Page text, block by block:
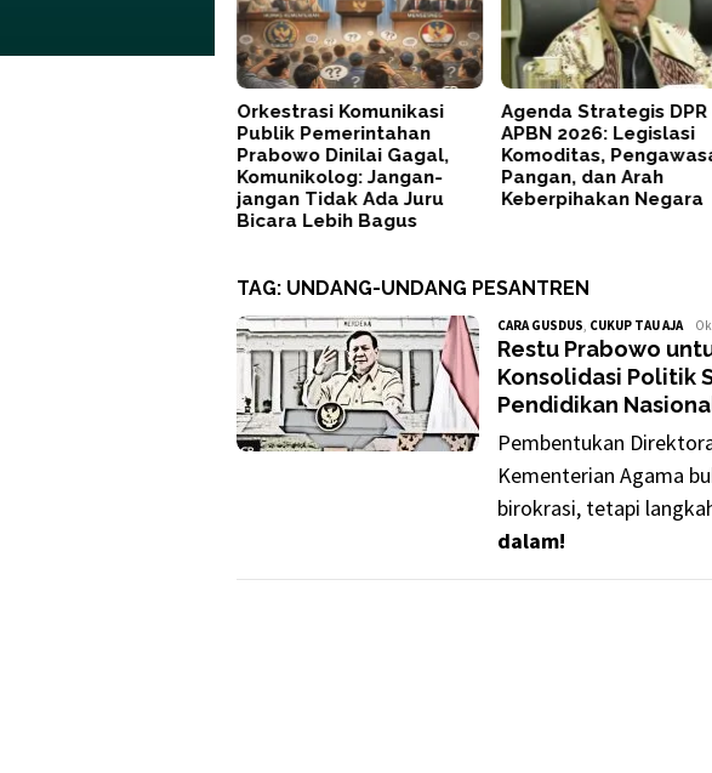
Orkestrasi Komunikasi
Publik Pemerintahan
Prabowo Dinilai Gagal,
Komunikolog: Jangan-
jangan Tidak Ada Juru
Bicara Lebih Bagus
Agenda Strategis DPR
APBN 2026: Legislasi
Komoditas,
Pangan, dan Arah
Keberpihakan Negara
TAG: UNDANG-UNDANG PESANTREN
CARA GUSDUS, CUKUP TAU AJA
Restu Prabowo
Konsolidasi Politik
Pendidikan
Pembentukan
Kementerian Agama
birokrasi, tetapi
dalam!